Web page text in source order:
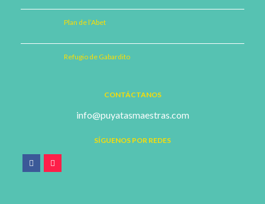
Plan de l’Abet
Refugio de Gabardito
CONTÁCTANOS
info@puyatasmaestras.com
SÍGUENOS POR REDES